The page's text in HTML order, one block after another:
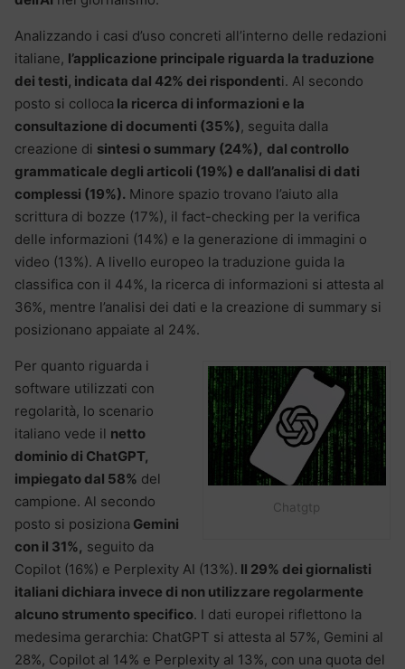
Analizzando i casi d’uso concreti all’interno delle redazioni
italiane, l’applicazione principale riguarda la traduzione
dei testi, indicata dal 42% dei rispondenti. Al secondo
posto si colloca la ricerca di informazioni e la
consultazione di documenti (35%), seguita dalla
creazione di sintesi o summary (24%), dal controllo
grammaticale degli articoli (19%) e dall’analisi di dati
complessi (19%). Minore spazio trovano l’aiuto alla
scrittura di bozze (17%), il fact-checking per la verifica
delle informazioni (14%) e la generazione di immagini o
video (13%). A livello europeo la traduzione guida la
classifica con il 44%, la ricerca di informazioni si attesta al
36%, mentre l’analisi dei dati e la creazione di summary si
posizionano appaiate al 24%.
Chatgtp
Per quanto riguarda i
software utilizzati con
regolarità, lo scenario
italiano vede il netto
dominio di ChatGPT,
impiegato dal 58% del
campione. Al secondo
posto si posiziona Gemini
con il 31%, seguito da
Copilot (16%) e Perplexity AI (13%). Il 29% dei giornalisti
italiani dichiara invece di non utilizzare regolarmente
alcuno strumento specifico. I dati europei riflettono la
medesima gerarchia: ChatGPT si attesta al 57%, Gemini al
28%, Copilot al 14% e Perplexity al 13%, con una quota del